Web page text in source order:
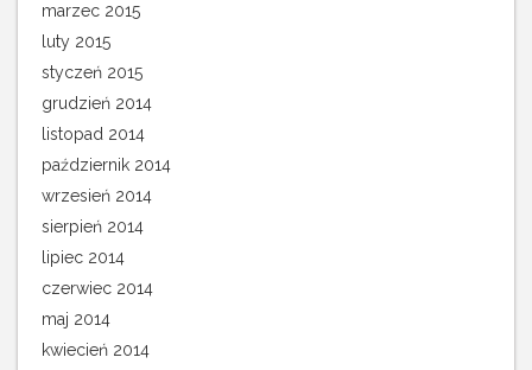
marzec 2015
luty 2015
styczeń 2015
grudzień 2014
listopad 2014
październik 2014
wrzesień 2014
sierpień 2014
lipiec 2014
czerwiec 2014
maj 2014
kwiecień 2014